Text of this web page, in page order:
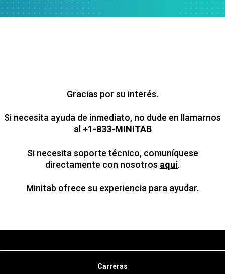
Gracias por su interés.
Si necesita ayuda de inmediato, no dude en llamarnos
al +1-833-MINITAB
Si necesita soporte técnico, comuníquese
directamente con nosotros aquí.
Minitab ofrece su experiencia para ayudar.
Carreras